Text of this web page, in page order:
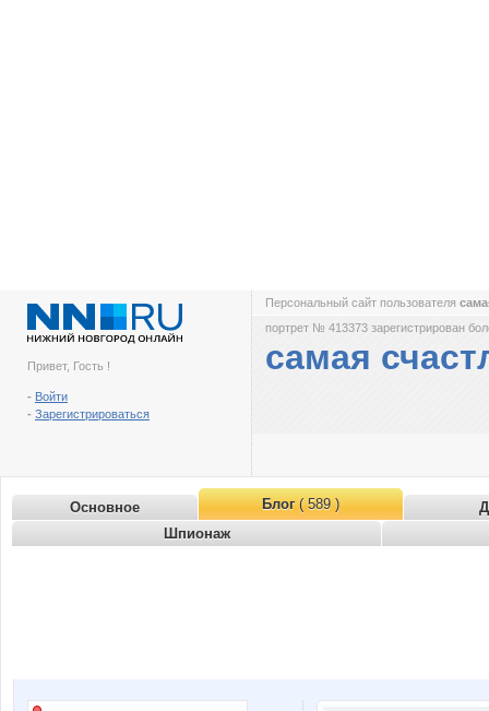
Привет, Гость !
- Войти
- Зарегистрироваться
Персональный сайт пользователя
портрет № 413373 зарегистрирован
самая
Основное Блог( 589 )
Шпионаж